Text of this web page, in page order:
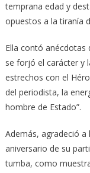
temprana edad y
opuestos a la tiranía
Ella contó anécdotas
se forjó el carácter y
estrechos con el
del periodista, la
hombre de Estado”.
Además, agradeció a
aniversario de su
tumba, como